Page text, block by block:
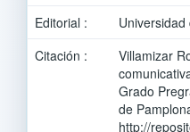
Editorial :
Citación :
Villamizar
Grado
de
http://